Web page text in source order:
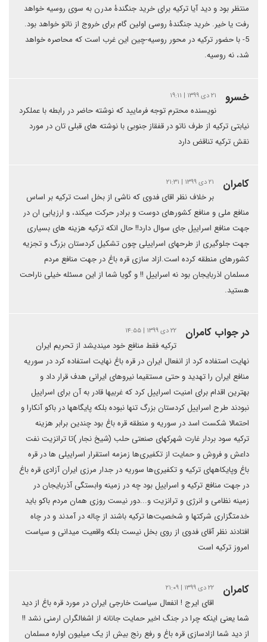
منتظر بود و دید آیا ترکیه برای خرید جنگندۀ مدرن به سوی روسیه خواهد
رفت یا خیر. خرید جنگندۀ روسی اولین گام برای خروج از ناتو خواهد بود.
5- با حضور ترکیه در محور روسیه-چین این غرب است که محاصره خواهد
شد، نه روسیه.
خسرو ۲۱ دی ۱۳۹۹ | ۱۹:۱۱
نویسنده محترم توجه فرمایید که نوشته حاضر در رابطه با عملکرد
نیابتی ترکیه از طرف ناتو در قفقاز جنوبی با نوشته های قبلی تان در مورد
نقش ترکیه تناقض دارد
كامران ۲۱ دی ۱۳۹۹ | ۲۱:۳۱
بر خلاف نظر اقای فدوی که ناشی از بخل است ترکیه بر اساس
منافع ملی و منافع کشورهای دوست و برادر حرکت میکند، و ارزیابی ان در
جهت منافع اسراییل جای سوال دارد!! حال انکه ترکیه هزینه های بسیاری
جهت جلوگیری از طرحهای اسراییلی چون تشکیل کردستان بزرگ و تجزیه
کشورهای منطقه کرده است.ازاد سازی قره باغ در جهت منافع مردم
مسلمان اذربایجان بود نه اسراییل !! و گویا شما از این مسئله خیلی ناراحت
هستید.
در جواب کامران ۲۲ دی ۱۳۹۹ | ۱۴:۵۵
ترکیه فقط منافع خود میندیشد از تحریم ایران
نهایت استفاده کرد از انفعال ایران در قره باغ نهایت استفاده کرد در سوریه
منافع ایران را تهدید و حتی مستقیما نیروهای ایرانی هدف قرار داد و
بهترین اقدام برای امنیت اسراییل کرد که غربیها قادر به آن برای اسراییل
نبودند طرح اسراییل کردستان بزرگ تنها نبوده بلکه پایگاهها در باکو آنکارا و
احتمالا شکست اسد در سوریه و منطقه قره باغ بود چندین برابر هزینه
ترکیه سود بردار غارت شهرکهای صنعتی حلب (شیخ نجار )تا ترانزیت نفت
داعش و فروش و حمایت از تکفیری‌ها زمزمه استقرار اسراییلی ها در قره
باغ وپایکاههای ترکیه و تکفیری‌ها سوریه در جدار مرزی ایران آزادی قره باغ
در جهت منافع ترکیه و اسراییل بود چه در زمینه وابستگی آذربایجان در
زمینه نظامی و انرژی و ترانزیت و...دور نیست روزی همان مردم باکو باید
خدمتگزاری شرکتها و شخصیت‌ها ترکیه باشند از چاله در آمدند و در چاه
افتادند نظر آقای فدوی از روی بخل نیست بلکه واقعیت میدانی و سیاست
امروز ترکیه است
كامران ۲۲ دی ۱۳۹۹ | ۲۱:۰۹
اقای ایرج ! انفعال سیاست خارجی ایران در مورد قره باغ از دید
شما یعنی اینکه چرا در جنگ اخیر حمایت جانانه از اشغالگران ارمنی نشد !!
از دید شما ازادسازی قره باغ و رفع رنج بیش از یک میلیون اواره مسلمان